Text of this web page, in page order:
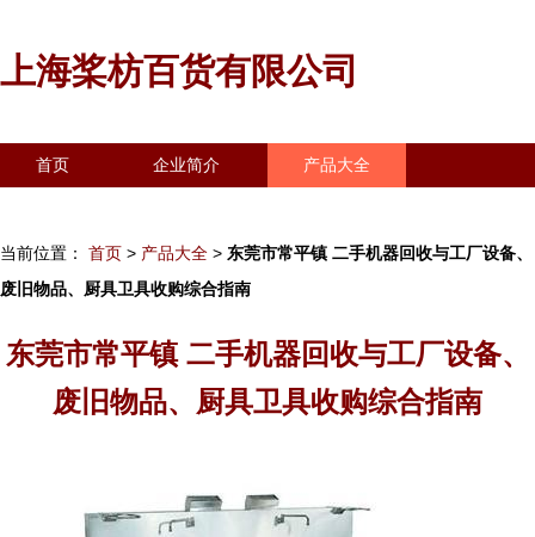
上海桨枋百货有限公司
首页 企业简介 产品大全
当前位置： 首页 > 产品大全 > 东莞市常平镇 二手机器回收与工厂设备、
废旧物品、厨具卫具收购综合指南
东莞市常平镇 二手机器回收与工厂设备、
废旧物品、厨具卫具收购综合指南